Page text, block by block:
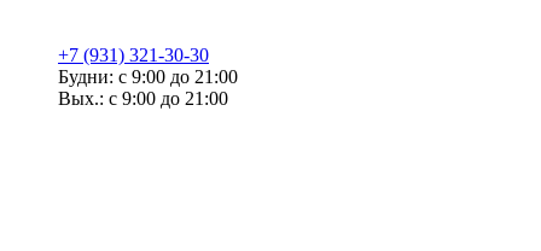
+7 (931) 321-30-30
Будни: с 9:00 до 21:00
Вых.: с 9:00 до 21:00